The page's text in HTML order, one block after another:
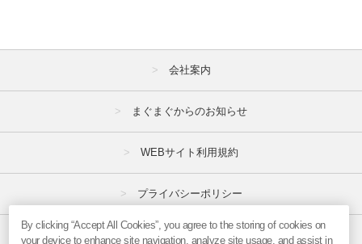
1月 2月 3月
5月
8月
4月 5月 6月
会社案内
まぐまぐからのお知らせ
WEBサイト利用規約
プライバシーポリシー
特定商取引法
By clicking “Accept All Cookies”, you agree to the storing of cookies on
your device to enhance site navigation, analyze site usage, and assist in